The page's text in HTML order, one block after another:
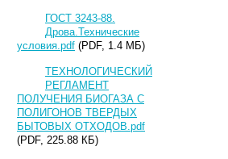
ГОСТ 3243-88.
Дрова.Технические
условия.pdf (PDF, 1.4 МБ)
ТЕХНОЛОГИЧЕСКИЙ
РЕГЛАМЕНТ
ПОЛУЧЕНИЯ БИОГАЗА С
ПОЛИГОНОВ ТВЕРДЫХ
БЫТОВЫХ ОТХОДОВ.pdf
(PDF, 225.88 КБ)